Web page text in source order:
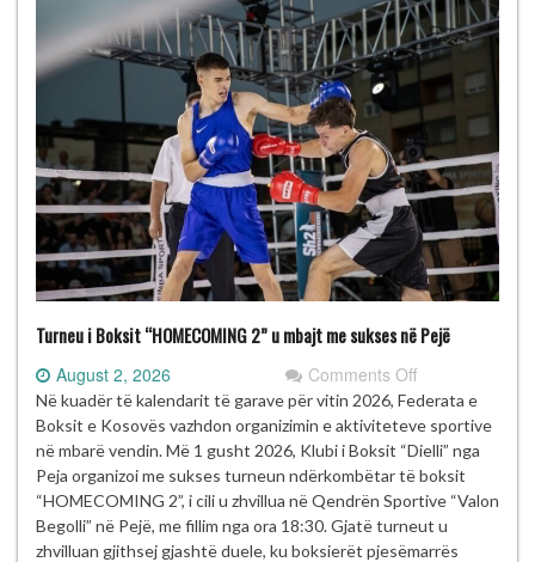
Turneu i Boksit “HOMECOMING 2” u mbajt me sukses në Pejë
August 2, 2026 Comments Offon
Turneu
i
Boksit
2”
u
mbajt
Në kuadër të kalendarit të garave për vitin 2026, Federata e
Boksit e Kosovës vazhdon organizimin e aktiviteteve sportive
në mbarë vendin. Më 1 gusht 2026, Klubi i Boksit “Dielli” nga
Peja organizoi me sukses turneun ndërkombëtar të boksit
“HOMECOMING 2”, i cili u zhvillua në Qendrën Sportive “Valon
Begolli” në Pejë, me fillim nga ora 18:30. Gjatë turneut u
zhvilluan gjithsej gjashtë duele, ku boksierët pjesëmarrës